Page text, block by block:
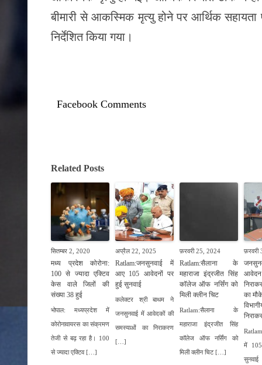
बीमारी से आकस्मिक मृत्यु होने पर आर्थिक
निर्देशित किया गया।
Facebook Comments
Related Posts
सितम्बर 2, 2020
मध्य प्रदेश कोरोना:
100 से ज्यादा एक्टिव
केस वाले जिलों की
संख्या 38 हुई
भोपाल: मध्यप्रदेश में
कोरोनावायरस का संक्रमण
तेजी से बढ़ रहा है। 100
से ज्यादा एक्टिव […]
अप्रैल 22, 2025
Ratlam: जनसुनवाई में
आए 105 आवेदनों पर
हुई सुनवाई
कलेक्टर श्री बाथम ने
जनसुनवाई में आवेदकों की
समस्याओं का निराकरण
[…]
फ़रवरी 25, 2024
Ratlam:सैलाना के
महाराजा इंद्रजीत सिंह
कॉलेज ऑफ नर्सिंग को
मिली क्लीन चिट
Ratlam:सैलाना के
महाराजा इंद्रजीत सिंह
कॉलेज ऑफ नर्सिंग को
मिली क्लीन चिट […]
फ़रवरी
आवेदन
का
में